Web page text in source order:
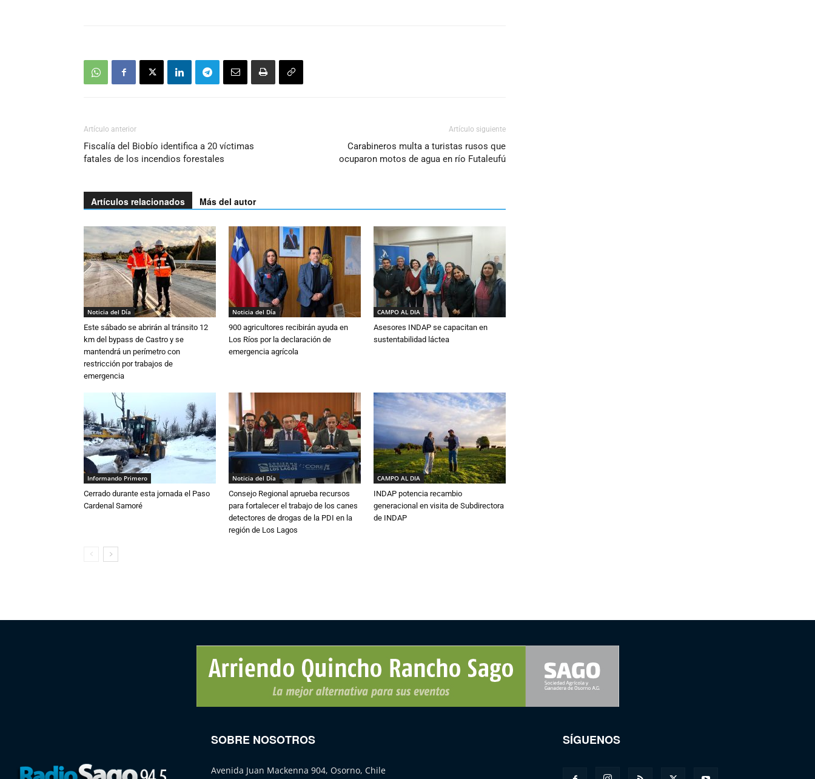
Artículo anterior
Fiscalía del Biobío identifica a 20 víctimas
fatales de los incendios forestales
Artículo siguiente
Carabineros multa a turistas rusos que
ocuparon motos de agua en río Futaleufú
Artículos relacionados Más del autor
Noticia del Día
Este sábado se abrirán al tránsito 12
km del bypass de Castro y se
mantendrá un perímetro con
restricción por trabajos de
emergencia
Noticia del Día
900 agricultores recibirán ayuda en
Los Ríos por la declaración de
emergencia agrícola
CAMPO AL DIA
Asesores INDAP se capacitan en
sustentabilidad láctea
Informando Primero
Cerrado durante esta jornada el Paso
Cardenal Samoré
Noticia del Día
Consejo Regional aprueba recursos
para fortalecer el trabajo de los canes
detectores de drogas de la PDI en la
región de Los Lagos
CAMPO AL DIA
INDAP potencia recambio
generacional en visita de Subdirectora
de INDAP
SOBRE NOSOTROS
Avenida Juan Mackenna 904, Osorno, Chile
SÍGUENOS